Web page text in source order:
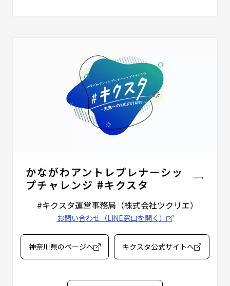
かながわアントレプレナーシッ
プチャレンジ #キクスタ
#キクスタ運営事務局 （株式会社ツクリエ）
お問い合わせ（LINE窓口を開く）
神奈川県のページへ キクスタ公式サイトへ